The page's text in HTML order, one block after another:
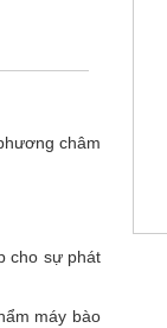
châm
cho sự phát
máy bào